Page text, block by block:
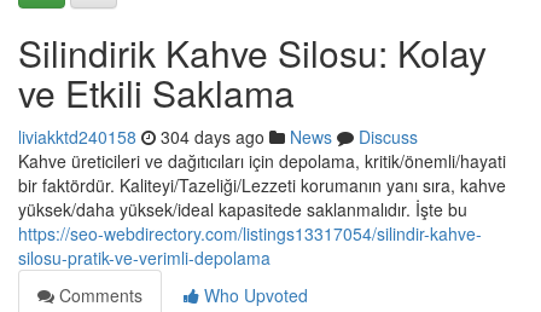
Silindirik Kahve Silosu: Kolay
ve Etkili Saklama
liviakktd240158 304 days ago News
Discuss
Kahve üreticileri ve dağıtıcıları için depolama, kritik/önemli/hayati
bir faktördür. Kaliteyi/Tazeliği/Lezzeti korumanın yanı sıra, kahve
yüksek/daha yüksek/ideal kapasitede saklanmalıdır. İşte bu
https://seo-webdirectory.com/listings13317054/silindir-kahve-
silosu-pratik-ve-verimli-depolama
Comments
Who Upvoted